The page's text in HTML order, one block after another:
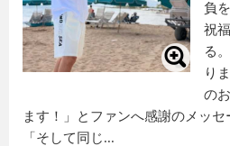
負
祝
る
り
の
ます！」とファンへ感謝のメッセ
「そして同じ...